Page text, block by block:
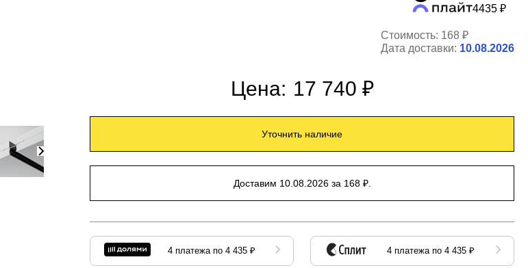
4435 ₽
Стоимость: 168 ₽
Дата доставки: 10.08.2026
Цена: 17 740 ₽
Уточнить наличие
Доставим 10.08.2026 за 168 ₽.
4 платежа по 4 435 ₽ 4 платежа по 4 435 ₽